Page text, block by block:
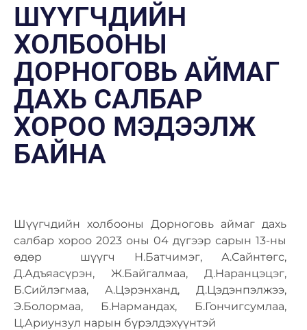
ШҮҮГЧДИЙН
ХОЛБООНЫ
ДОРНОГОВЬ АЙМАГ
ДАХЬ САЛБАР
ХОРОО МЭДЭЭЛЖ
БАЙНА
Шүүгчдийн холбооны Дорноговь аймаг дахь
салбар хороо 2023 оны 04 дүгээр сарын 13-ны
өдөр шүүгч Н.Батчимэг, А.Сайнтөгс,
Д.Адъяасүрэн, Ж.Байгалмаа, Д.Наранцэцэг,
Б.Сийлэгмаа, А.Цэрэнханд, Д.Цэдэнпэлжээ,
Э.Болормаа, Б.Нармандах, Б.Гончигсумлаа,
Ц.Ариунзул нарын бүрэлдэхүүнтэй